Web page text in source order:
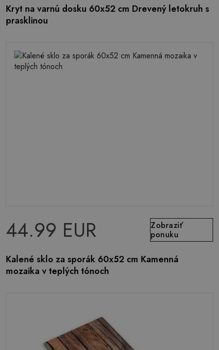
Kryt na varnú dosku 60x52 cm Drevený letokruh s
prasklinou
44.99 EUR
Zobraziť
ponuku
Kalené sklo za sporák 60x52 cm Kamenná
mozaika v teplých tónoch